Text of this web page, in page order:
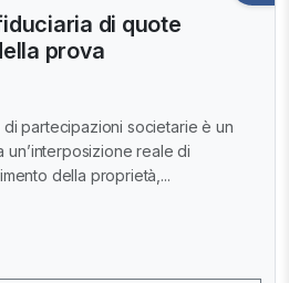
di quote
prova
di partecipazioni societarie è un
reale di
della proprietà,...